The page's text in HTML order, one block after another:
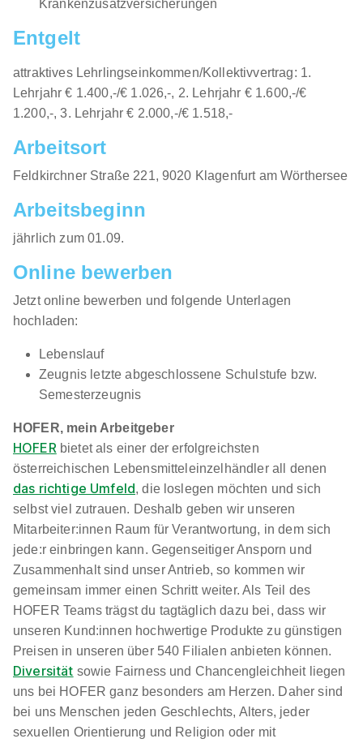
Lehre Einzelhandelskauffrau*mann (w/m/d)
02.09.2026
Mehrere Standorte
Lehre Future Customer Expert - Einzelhandel /
Schwerpunkt Telekommunikation (w/m/d) Wien
Magenta Telekom
1030 Wien
1.000 - 1.530 € pro Monat
Lehre Future Customer Expert - Einzelhandel /
Schwerpunkt Telekommunikation (w/m/d) Graz
Magenta Telekom
8010 Graz
1.000 - 1.530 € pro Monat
Krankenzusatzversicherungen
Entgelt
attraktives Lehrlingseinkommen/Kollektivvertrag: 1.
Lehrjahr € 1.400,-/€ 1.026,-, 2. Lehrjahr € 1.600,-/€
1.200,-, 3. Lehrjahr € 2.000,-/€ 1.518,-
Arbeitsort
​Feldkirchner Straße 221, 9020 Klagenfurt am Wörthersee​​
Arbeitsbeginn
jährlich zum 01.09.​
Online bewerben
Jetzt online bewerben und folgende Unterlagen
hochladen:
Lebenslauf
Zeugnis letzte abgeschlossene Schulstufe bzw.
Semesterzeugnis
HOFER, mein Arbeitgeber
HOFER bietet als einer der erfolgreichsten
österreichischen Lebensmitteleinzelhändler all denen
das richtige Umfeld, die loslegen möchten und sich
selbst viel zutrauen. Deshalb geben wir unseren
Mitarbeiter:innen Raum für Verantwortung, in dem sich
jede:r einbringen kann. Gegenseitiger Ansporn und
Zusammenhalt sind unser Antrieb, so kommen wir
gemeinsam immer einen Schritt weiter. Als Teil des
HOFER Teams trägst du tagtäglich dazu bei, dass wir
unseren Kund:innen hochwertige Produkte zu günstigen
Preisen in unseren über 540 Filialen anbieten können.
Diversität sowie Fairness und Chancengleichheit liegen
uns bei HOFER ganz besonders am Herzen. Daher sind
bei uns Menschen jeden Geschlechts, Alters, jeder
sexuellen Orientierung und Religion oder mit